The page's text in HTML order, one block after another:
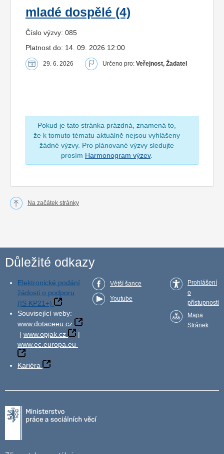
mladé dospělé (4)
Číslo výzvy: 085
Platnost do: 14. 09. 2026 12:00
29. 6. 2026 Určeno pro: Veřejnost, Žadatel
Pokud je tato stránka prázdná, znamená to,
že k tomuto tématu aktuálně nejsou vyhlášeny
žádné výzvy. Pro plánované výzvy sledujte
prosím Harmonogram výzev.
Na začátek stránky
Důležité odkazy
Elektronické podání
žádosti o podporu
(IS KP21+)
Související weby:
www.dotaceeu.cz
| www.opjak.cz
|
www.ec.europa.eu
Kariéra
Větší šance
Youtube
Prohlášení
o
přístupnosti
Mapa
Stránek